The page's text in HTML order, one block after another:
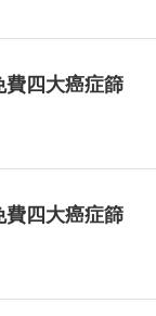
費四大癌症篩
費四大癌症篩